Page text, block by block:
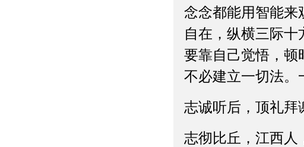
念念都能用智能来
自在，纵横三际
要靠自己觉悟，顿
不必建立一切法。
志诚听后，顶礼拜
志彻比丘，江西人